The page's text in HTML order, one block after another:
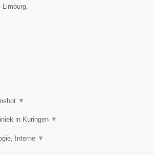
Limburg.
▼
in Kuringen ▼
Interne ▼